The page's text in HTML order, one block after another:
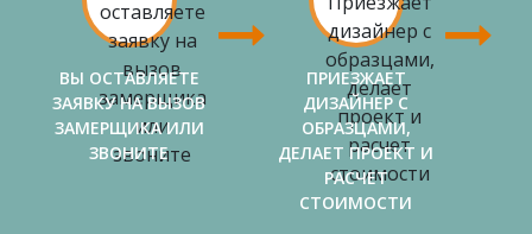
ВЫ ОСТАВЛЯЕТЕ
ЗАЯВКУ НА ВЫЗОВ
ЗАМЕРЩИКА ИЛИ
ЗВОНИТЕ
ПРИЕЗЖАЕТ
ДИЗАЙНЕР С
ОБРАЗЦАМИ,
ДЕЛАЕТ ПРОЕКТ И
РАСЧЕТ
СТОИМОСТИ